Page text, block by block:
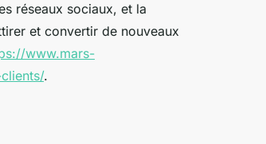
réseaux sociaux, et la
et convertir de nouveaux
www.mars-
.